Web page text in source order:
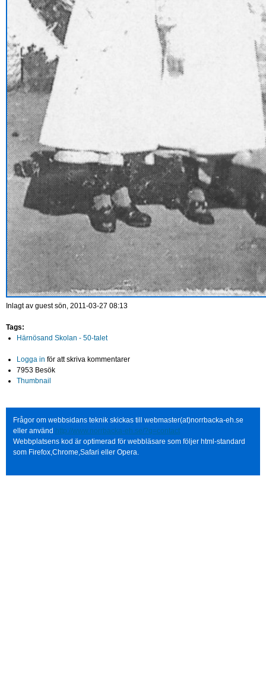
Inlagt av guest sön, 2011-03-27 08:13
Tags:
Härnösand Skolan - 50-talet
Logga in för att skriva kommentarer
7953 Besök
Thumbnail
Frågor om webbsidans teknik skickas till webmaster(at)norrbacka-eh.se
eller använd http://www.norrbacka-eh.se/?q=contact
Webbplatsens kod är optimerad för webbläsare som följer html-standard
som Firefox,Chrome,Safari eller Opera.